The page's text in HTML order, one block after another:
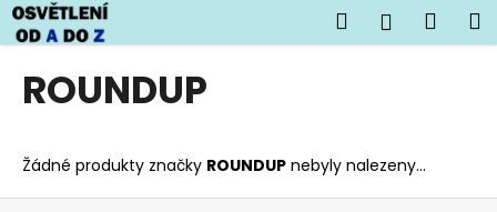
Přejít
na
obsah
Hledat
ROUNDUP
Žádné produkty značky ROUNDUP nebyly nalezeny...
K
o
o
p